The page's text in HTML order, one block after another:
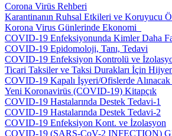
Corona Virüs Rehberi
Karantinanın Ruhsal Etkileri ve Koruyucu
Korona Virus Günlerinde Ekonomi_
COVID-19 Enfeksiyonunda Kimler Daha
COVID-19 Epidomoloji, Tanı, Tedavi
COVID-19 Enfeksiyon Kontrolü ve
Ticari Taksiler ve Taksi Durakları İçin
COVID-19 Kapalı İşyeri/Ofislerde
Yeni Koronavirüs (COVID-19) Kitapçık
COVID-19 Hastalarında Destek Tedavi-1
COVID-19 Hastalarında Destek Tedavi-2
COVID-19 Enfeksiyon Kont. ve İzolasyon
COVID-19 (SARS-CoV-2 INFECTION)